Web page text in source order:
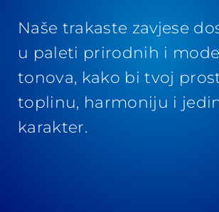
Naše trakaste zavjese
u paleti prirodnih i
tonova, kako bi tvoj
toplinu, harmoniju i
karakter.